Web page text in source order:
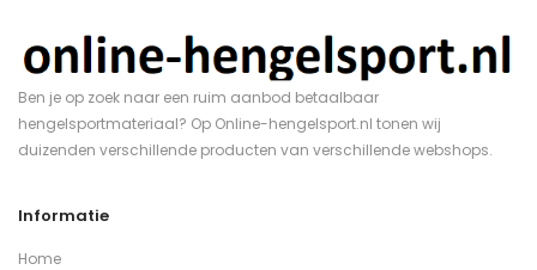
Ben je op zoek naar een ruim aanbod betaalbaar
hengelsportmateriaal? Op Online-hengelsport.nl tonen wij
duizenden verschillende producten van verschillende webshops.
Informatie
Home